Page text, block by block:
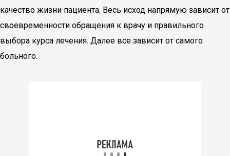
качество жизни пациента. Весь исход напрямую зависит от
своевременности обращения к врачу и правильного
выбора курса лечения. Далее все зависит от самого
больного.